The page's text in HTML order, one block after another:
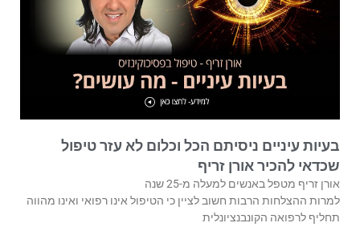
בעיות עיניים ניסיתם הכל וכלום לא עזר טיפול
שכדאי להכיר אורן זריף
אורן זריף מטפל באנשים למעלה מ-25 שנה
למרות ההצלחות הרבות חשוב לציין כי הטיפול אינו רפואי ואינו מהווה
תחליף לרפואה הקונבנציונלית